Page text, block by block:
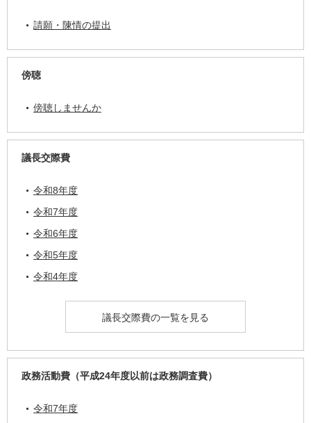
請願・陳情の提出
傍聴
傍聴しませんか
議長交際費
令和8年度
令和7年度
令和6年度
令和5年度
令和4年度
議長交際費の一覧を見る
政務活動費（平成24年度以前は政務調査費）
令和7年度